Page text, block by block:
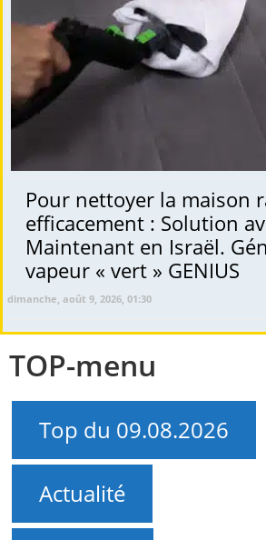
Pour nettoyer la maison
efficacement : Solution
Maintenant en Israël.
vapeur « vert » GENIUS
dimanche, août 9, 2026, 01:30
TOP-menu
Top du 09.08.2026
Actualité